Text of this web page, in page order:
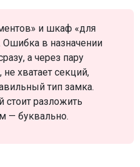
и шкаф «для
в назначении
а через пару
хватает секций,
тип замка.
стоит разложить
— буквально.